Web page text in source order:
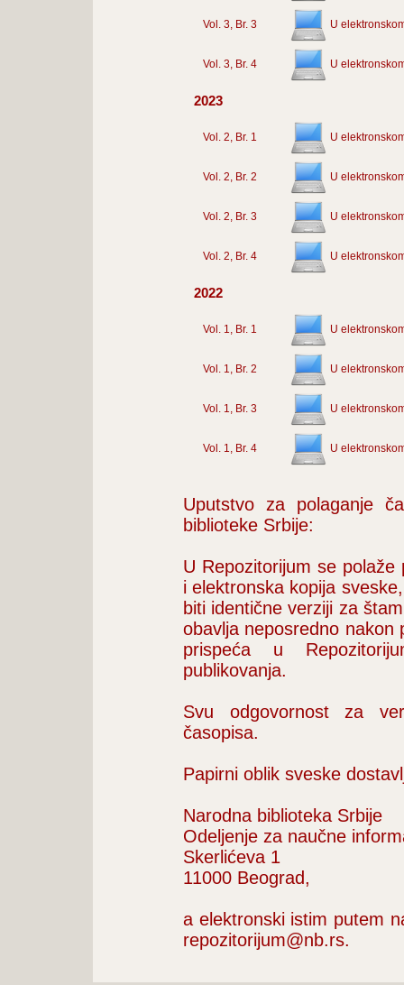
Vol. 3, Br. 3 U
Vol. 3, Br. 4 U
2023
Vol. 2, Br. 1 U
Vol. 2, Br. 2 U
Vol. 2, Br. 3 U
Vol. 2, Br. 4 U
2022
Vol. 1, Br. 1 U
Vol. 1, Br. 2 U
Vol. 1, Br. 3 U
Vol. 1, Br. 4 U
Uputstvo za polaganje
biblioteke Srbije:
U Repozitorijum se
i elektronska kopija
biti identične verziji za
obavlja neposredno nakon
prispeća u
publikovanja.
Svu odgovornost za
časopisa.
Papirni oblik sveske
Narodna biblioteka Srbije
Odeljenje za naučne
Skerlićeva 1
11000 Beograd,
a elektronski istim putem
repozitorijum@nb.rs.